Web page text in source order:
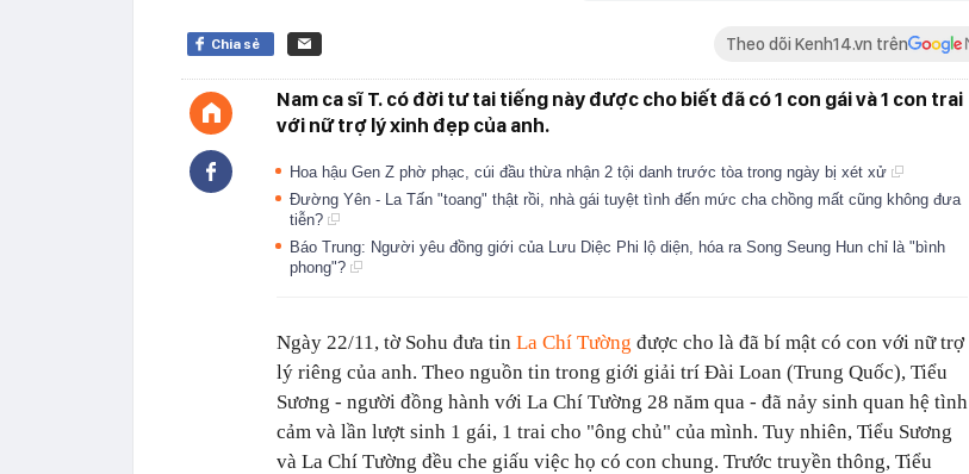
Chia sẻ Theo dõi Kenh14.vn trên
Nam ca sĩ T. có đời tư tai tiếng này được cho biết đã có 1 con gái và 1 con trai
với nữ trợ lý xinh đẹp của anh.
Hoa hậu Gen Z phờ phạc, cúi đầu thừa nhận 2 tội danh trước tòa trong ngày bị xét xử
Đường Yên - La Tấn "toang" thật rồi, nhà gái tuyệt tình đến mức cha chồng mất cũng không đưa
tiễn?
Báo Trung: Người yêu đồng giới của Lưu Diệc Phi lộ diện, hóa ra Song Seung Hun chỉ là "bình
phong"?
Ngày 22/11, tờ Sohu đưa tin La Chí Tường được cho là đã bí mật có con với nữ trợ
lý riêng của anh. Theo nguồn tin trong giới giải trí Đài Loan (Trung Quốc), Tiểu
Sương - người đồng hành với La Chí Tường 28 năm qua - đã nảy sinh quan hệ tình
cảm và lần lượt sinh 1 gái, 1 trai cho "ông chủ" của mình. Tuy nhiên, Tiểu Sương
và La Chí Tường đều che giấu việc họ có con chung. Trước truyền thông, Tiểu